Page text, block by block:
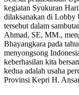
kegiatan Syukuran
dilaksanakan di Lobby
tersebut dalam
Ahmad, SE, MM.,
Bhayangkara pada
menyongsong
keberhasilan kita
kedua adalah usaha
Provinsi Kepri H.